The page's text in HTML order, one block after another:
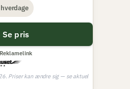
Se pris
Reklamelink
Priser kan ændre sig — se aktuel